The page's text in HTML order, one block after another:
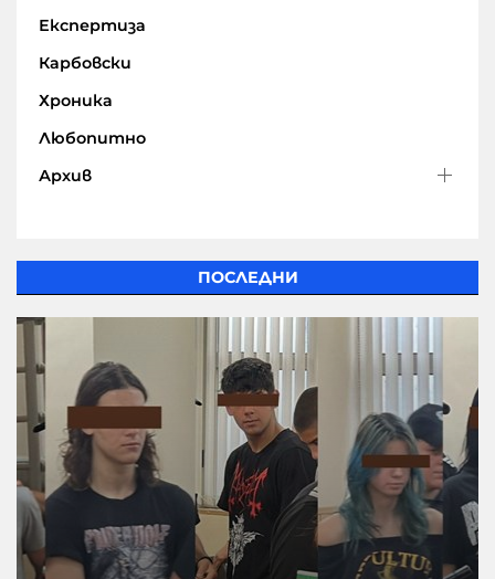
Експертиза
Карбовски
Хроника
Любопитно
Архив
ПОСЛЕДНИ